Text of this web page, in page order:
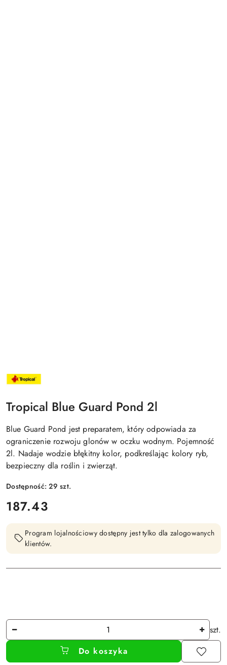
NAZWA
PRODUCENTA:
TROPICAL
Tropical Blue Guard Pond 2l
Blue Guard Pond jest preparatem, który odpowiada za
ograniczenie rozwoju glonów w oczku wodnym. Pojemność
2l. Nadaje wodzie błękitny kolor, podkreślając kolory ryb,
bezpieczny dla roślin i zwierząt.
Dostępność:29szt.
cena:
187.43
Program lojalnościowy dostępny jest tylko dla zalogowanych
klientów.
Ilość
szt.
Do koszyka